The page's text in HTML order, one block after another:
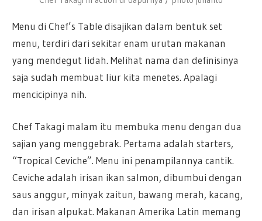
Menu di Chef’s Table disajikan dalam bentuk set
menu, terdiri dari sekitar enam urutan makanan
yang mendegut lidah. Melihat nama dan definisinya
saja sudah membuat liur kita menetes. Apalagi
mencicipinya nih.
Chef Takagi malam itu membuka menu dengan dua
sajian yang menggebrak. Pertama adalah starters,
“Tropical Ceviche”. Menu ini penampilannya cantik.
Ceviche adalah irisan ikan salmon, dibumbui dengan
saus anggur, minyak zaitun, bawang merah, kacang,
dan irisan alpukat. Makanan Amerika Latin memang